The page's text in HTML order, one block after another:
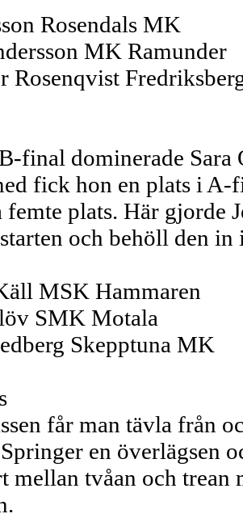
Rosendals MK
MK Ramunder
Rosenqvist
final dominerade
fick hon en plats i
femte plats. Här gjorde
och behöll den in
MSK Hammaren
SMK Motala
Skepptuna MK
får man tävla från
en överlägsen
mellan tvåan och trean